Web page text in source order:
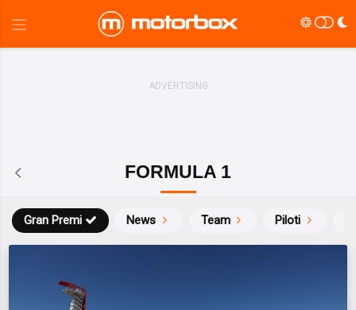
FORMULA 1
News
Gran Premi Team Piloti